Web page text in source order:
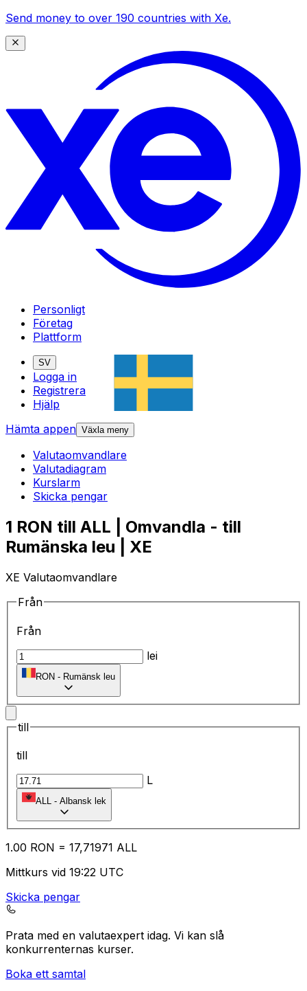
Send money to over 190 countries with Xe.
Personligt
Företag
Plattform
SV
Logga in
Registrera
Hjälp
Hämta appen Växla meny
Valutaomvandlare
Valutadiagram
Kurslarm
Skicka pengar
1 RON till ALL | Omvandla - till
Rumänska leu | XE
XE Valutaomvandlare
Från
Från
lei
RON - Rumänsk leu
till
till
L
ALL - Albansk lek
1.00 RON = 17,71971 ALL
Mittkurs vid 19:22 UTC
Skicka pengar
Prata med en valutaexpert idag. Vi kan slå
konkurrenternas kurser.
Boka ett samtal